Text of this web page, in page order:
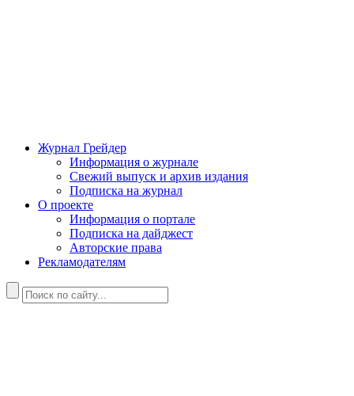
Журнал Грейдер
Информация о журнале
Свежий выпуск и архив издания
Подписка на журнал
О проекте
Информация о портале
Подписка на дайджест
Авторские права
Рекламодателям